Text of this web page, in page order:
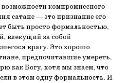
возможности компромиссного
сатане — это признание его
быть просто формальностью,
влекущий за собой
врагу. Это хорошо
предпочитавшие умереть,
как Богу, хотя мы знаем, что
в этом одну формальность. И